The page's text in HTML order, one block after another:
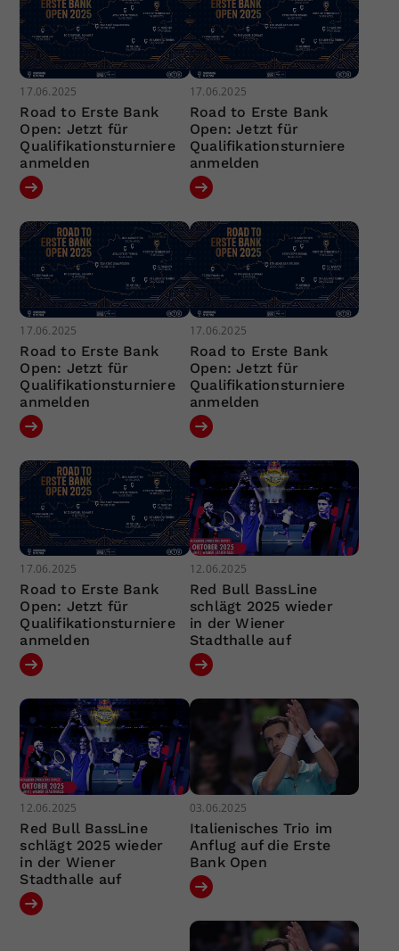
17.06.2025
Road to Erste Bank
Open: Jetzt für
Qualifikationsturniere
anmelden
17.06.2025
Road to Erste Bank
Open: Jetzt für
Qualifikationsturniere
anmelden
17.06.2025
Road to Erste Bank
Open: Jetzt für
Qualifikationsturniere
anmelden
17.06.2025
Road to Erste Bank
Open: Jetzt für
Qualifikationsturniere
anmelden
17.06.2025
Road to Erste Bank
Open: Jetzt für
Qualifikationsturniere
anmelden
12.06.2025
Red Bull BassLine
schlägt 2025 wieder
in der Wiener
Stadthalle auf
12.06.2025
Red Bull BassLine
schlägt 2025 wieder
in der Wiener
Stadthalle auf
03.06.2025
Italienisches Trio im
Anflug auf die Erste
Bank Open